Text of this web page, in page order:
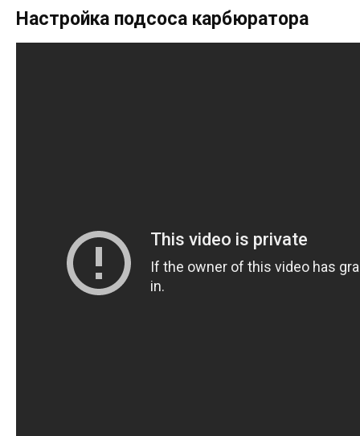
Настройка подсоса карбюратора